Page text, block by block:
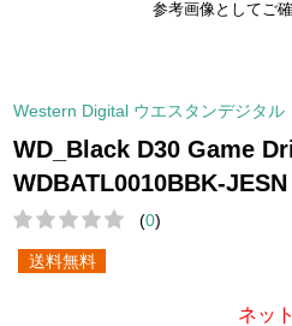
参考画像としてご
Western Digital ウエスタンデジタル
WD_Black D30 Game
WDBATL0010BBK-JESN
(0)
送料無料
ネッ